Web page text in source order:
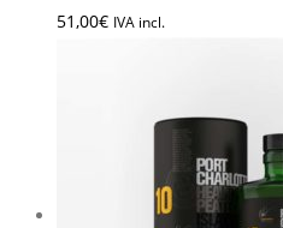
51,00€ IVA incl.